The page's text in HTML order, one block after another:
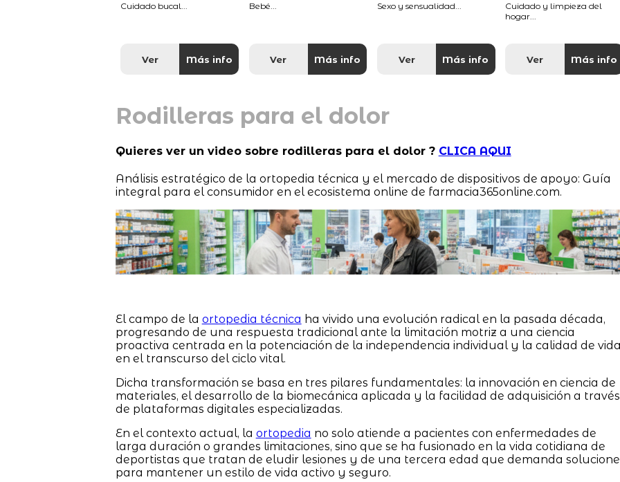
Cuidado bucal...
Ver Más info
Bebé...
Ver Más info
Sexo y sensualidad...
Ver Más info
Cuidado y limpieza del
hogar...
Ver Más info
Rodilleras para el dolor
Quieres ver un video sobre rodilleras para el dolor ? CLICA AQUI
Análisis estratégico de la ortopedia técnica y el mercado de dispositivos de apoyo: Guía
integral para el consumidor en el ecosistema online de farmacia365online.com.
El campo de la ortopedia técnica ha vivido una evolución radical en la pasada década,
progresando de una respuesta tradicional ante la limitación motriz a una ciencia
proactiva centrada en la potenciación de la independencia individual y la calidad de
en el transcurso del ciclo vital.
Dicha transformación se basa en tres pilares fundamentales: la innovación en ciencia de
materiales, el desarrollo de la biomecánica aplicada y la facilidad de adquisición a través
de plataformas digitales especializadas.
En el contexto actual, la ortopedia no solo atiende a pacientes con enfermedades de
larga duración o grandes limitaciones, sino que se ha fusionado en la vida cotidiana de
deportistas que tratan de eludir lesiones y de una tercera edad que demanda
para mantener un estilo de vida activo y seguro.